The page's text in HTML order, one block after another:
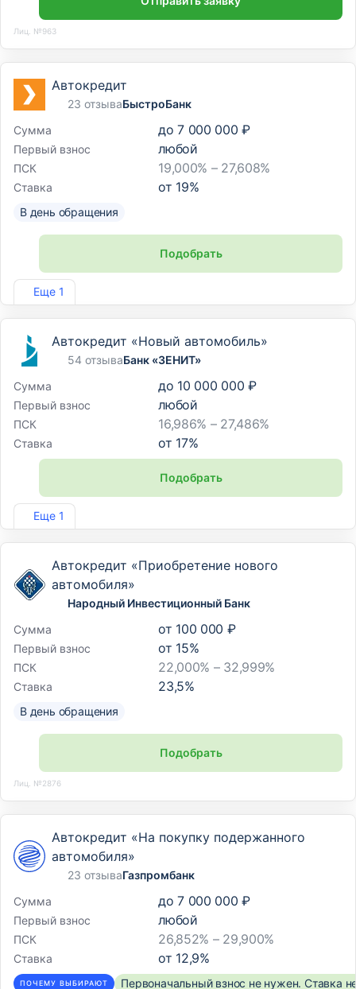
Лиц. №963
Еще 1
Автокредит
23 отзываБыстроБанк
Сумма
до 7 000 000 ₽
Первый взнос любой
ПСК 19,000% – 27,608%
Ставка от 19%
В день обращения
Подобрать
Лиц. №1745
Еще 1
Автокредит «Новый автомобиль»
54 отзываБанк «ЗЕНИТ»
Сумма
до 10 000 000 ₽
Первый взнос любой
ПСК 16,986% – 27,486%
Ставка от 17%
Подобрать
Лиц. №3255
Автокредит «Приобретение нового
автомобиля»
Народный Инвестиционный Банк
Сумма
от 100 000 ₽
Первый взнос от 15%
ПСК 22,000% – 32,999%
Ставка 23,5%
В день обращения
Подобрать
Лиц. №2876
Автокредит «На покупку подержанного
автомобиля»
23 отзываГазпромбанк
Сумма
до 7 000 000 ₽
Первый взнос любой
ПСК 26,852% – 29,900%
Ставка от 12,9%
ПОЧЕМУ ВЫБИРАЮТ Первоначальный взнос не нужен. Ставка